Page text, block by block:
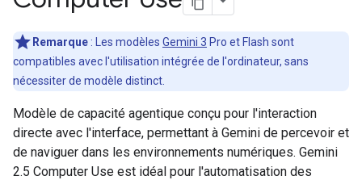
Remarque : Les modèles Gemini 3 Pro et Flash sont
compatibles avec l'utilisation intégrée de l'ordinateur, sans
nécessiter de modèle distinct.
Modèle de capacité agentique conçu pour l'interaction
directe avec l'interface, permettant à Gemini de percevoir et
de naviguer dans les environnements numériques. Gemini
2.5 Computer Use est idéal pour l'automatisation des